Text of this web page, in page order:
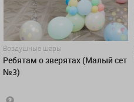
Воздушные шары
Ребятам о зверятах (Малый сет
№3)